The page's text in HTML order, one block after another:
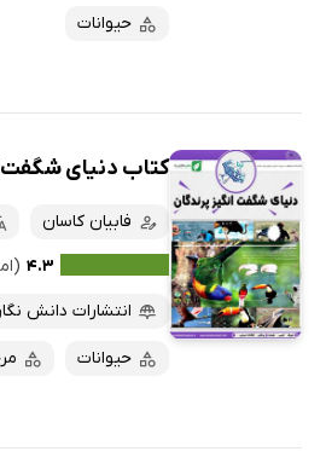
حیوانات
کتاب دنیای
فابیان کاسان
۴.۳
انتشارات دانش
حیوانات